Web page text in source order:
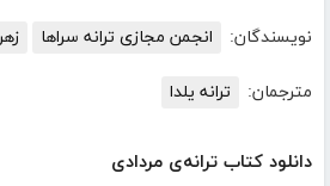
نویسندگان: انجمن مجازی ترانه سراها
مترجمان: ترانه یلدا
دانلود کتاب ترانه‌ی مردادی